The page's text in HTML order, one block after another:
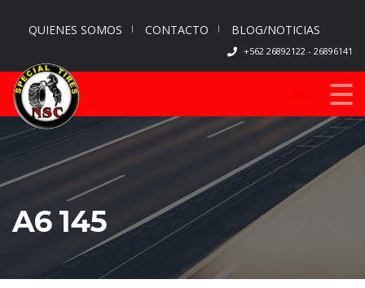
QUIENES SOMOS CONTACTO BLOG/NOTICIAS
+562 26892122 - 26896141
A6 145